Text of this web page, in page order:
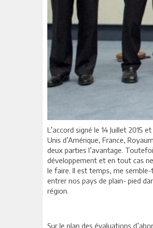
L’accord signé le 14 Juillet 2015
Unis d’Amérique, France,
deux parties l’avantage.
développement et en tout cas
le faire. Il est temps, me
entrer nos pays de plain- pied
région.
Sur le plan des évaluations